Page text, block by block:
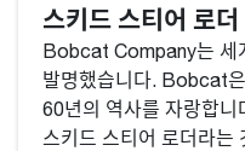
스키드 스티어 로더
Bobcat Company는 세
발명했습니다. Bobcat
60년의 역사를 자랑합니
스키드 스티어 로더라는